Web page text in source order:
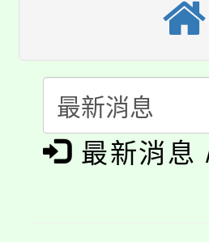
半價優惠
者。
份教師增
大溪自造
份教師研習
淨零綠生
會
115年食農
程
「本色祭
最新消息